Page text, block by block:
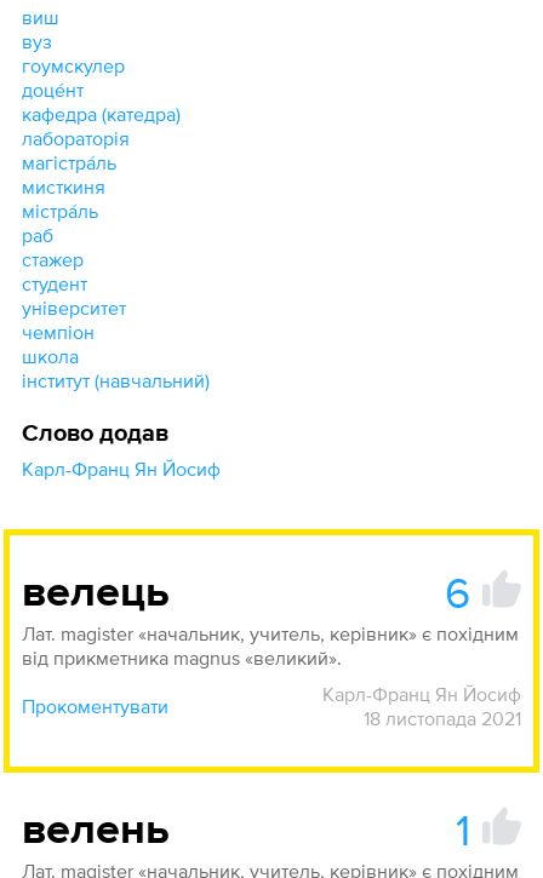
виш
вуз
гоумскулер
доце́нт
кафедра (катедра)
лабораторія
магістра́ль
мисткиня
містра́ль
раб
стажер
студент
університет
чемпіон
школа
інститут (навчальний)
Слово додав
Карл-Франц Ян Йосиф
велець 6
Лат. magister «начальник, учитель, керівник» є похідним
від прикметника magnus «великий».
Прокоментувати
Карл-Франц Ян Йосиф
18 листопада 2021
велень 1
Лат. magister «начальник, учитель, керівник» є похідним